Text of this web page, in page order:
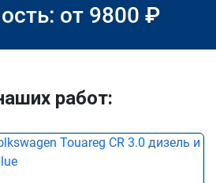
от 9800 ₽
работ: